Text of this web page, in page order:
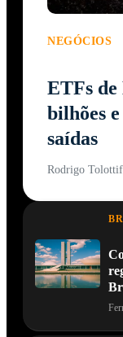
NEGÓCIOS
ETFs
bilhões
saídas
Rodrigo Tolotti